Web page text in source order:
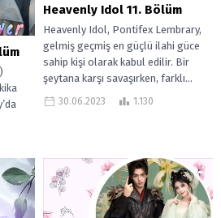
Heavenly Idol 11. Bölüm
Heavenly Idol, Pontifex Lembrary,
gelmiş geçmiş en güçlü ilahi güce
sahip kişi olarak kabul edilir. Bir
şeytana karşı savaşırken, farklı...
30.06.2023 1.130